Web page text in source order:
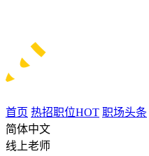
首页 热招职位HOT 职场头条
简体中文
线上老师